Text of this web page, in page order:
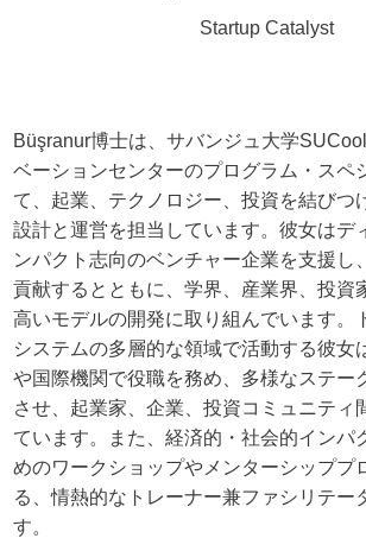
Startup Catalyst
Büşranur博士は、サバンジュ大学
ベーションセンターのプログラム・スペ
て、起業、テクノロジー、投資を結びつ
設計と運営を担当しています。彼女はデ
ンパクト志向のベンチャー企業を支援し
貢献するとともに、学界、産業界、投資
高いモデルの開発に取り組んでいます。
システムの多層的な領域で活動する彼女
や国際機関で役職を務め、多様なステー
させ、起業家、企業、投資コミュニティ
ています。また、経済的・社会的インパ
めのワークショップやメンターシッププ
る、情熱的なトレーナー兼ファシリテー
す。